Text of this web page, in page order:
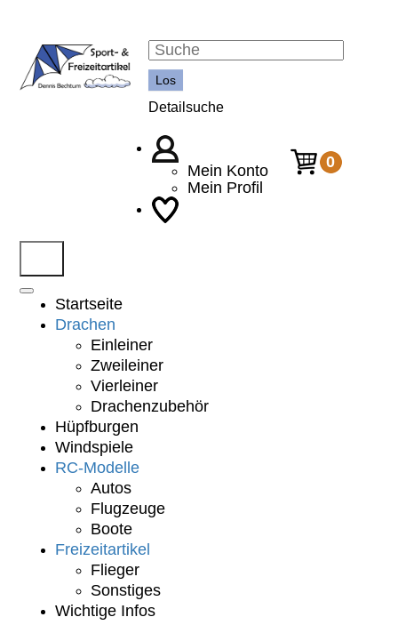
Detailsuche
Mein Konto
Mein Profil
0
Startseite
Drachen
Einleiner
Zweileiner
Vierleiner
Drachenzubehör
Hüpfburgen
Windspiele
RC-Modelle
Autos
Flugzeuge
Boote
Freizeitartikel
Flieger
Sonstiges
Wichtige Infos